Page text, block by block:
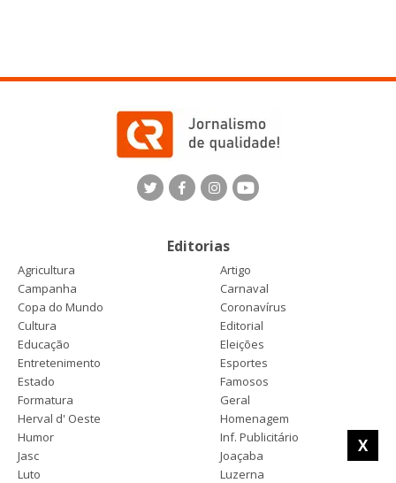
X
Editorias
Agricultura
Artigo
Campanha
Carnaval
Copa do Mundo
Coronavírus
Cultura
Editorial
Educação
Eleições
Entretenimento
Esportes
Estado
Famosos
Formatura
Geral
Herval d' Oeste
Homenagem
Humor
Inf. Publicitário
Jasc
Joaçaba
Luto
Luzerna